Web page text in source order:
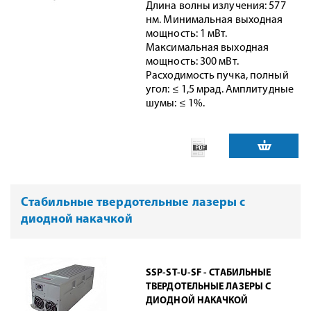
Длина волны излучения: 577
нм. Минимальная выходная
мощность: 1 мВт.
Максимальная выходная
мощность: 300 мВт.
Расходимость пучка, полный
угол: ≤ 1,5 мрад. Амплитудные
шумы: ≤ 1%.
Стабильные твердотельные лазеры с
диодной накачкой
SSP-ST-U-SF - СТАБИЛЬНЫЕ
ТВЕРДОТЕЛЬНЫЕ ЛАЗЕРЫ С
ДИОДНОЙ НАКАЧКОЙ